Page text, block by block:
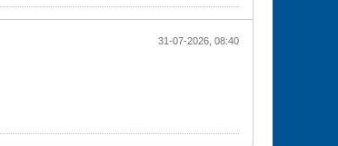
31-07-2026, 08:40